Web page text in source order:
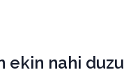
ekin nahi